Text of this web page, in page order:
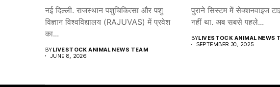
नई दिल्ली. राजस्थान पशुचिकित्सा और पशु
विज्ञान विश्वविद्यालय (RAJUVAS) में प्रवेश
का...
BYLIVESTOCK ANIMAL NEWS TEAM
JUNE 8, 2026
पुराने सिस्टम में सेक्शनवाइज
नहीं था. अब सबसे पहले...
BYLIVESTOCK ANIMAL NEWS
SEPTEMBER 30, 2025